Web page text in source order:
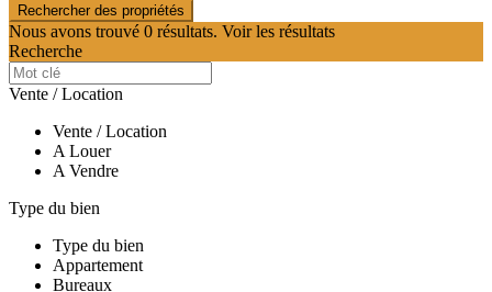
Nous avons trouvé 0 résultats. Voir les résultats
Recherche
Vente / Location
Vente / Location
A Louer
A Vendre
Type du bien
Type du bien
Appartement
Bureaux